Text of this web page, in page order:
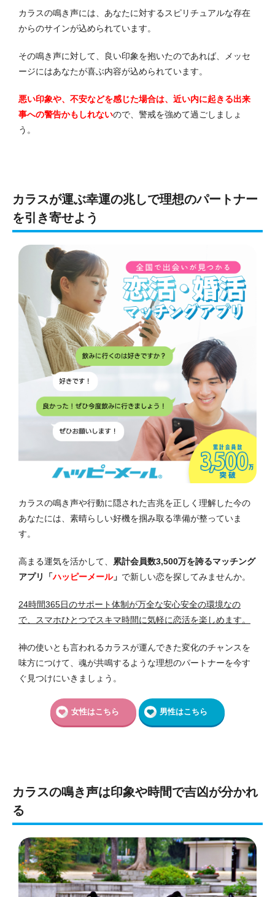
カラスの鳴き声には、あなたに対するスピリチュアルな存在
からのサインが込められています。
その鳴き声に対して、良い印象を抱いたのであれば、メッセ
ージにはあなたが喜ぶ内容が込められています。
悪い印象や、不安などを感じた場合は、近い内に起きる出来
事への警告かもしれないので、警戒を強めて過ごしましょ
う。
カラスが運ぶ幸運の兆しで理想のパートナー
を引き寄せよう
カラスの鳴き声や行動に隠された吉兆を正しく理解した今の
あなたには、素晴らしい好機を掴み取る準備が整っていま
す。
高まる運気を活かして、 累計会員数3,500万を誇るマッチング
アプリ「ハッピーメール」 で新しい恋を探してみませんか。
24時間365日のサポート体制が万全な安心安全の環境なの
で、スマホひとつでスキマ時間に気軽に恋活を楽しめます。
神の使いとも言われるカラスが運んできた変化のチャンスを
味方につけて、魂が共鳴するような理想のパートナーを今す
ぐ見つけにいきましょう。
女性はこちら 男性はこちら
カラスの鳴き声は印象や時間で吉凶が分かれ
る